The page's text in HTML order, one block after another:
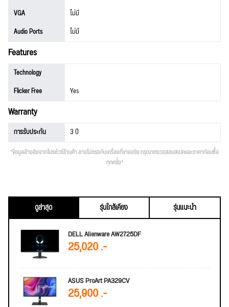
VGA
ไม่มี
Audio Ports
ไม่มี
Features
Technology
Flicker Free
Yes
Warranty
การรับประกัน 3 ปี
*ข้อมูลอ้างอิงจากโปรชัวร์ร้านค้า อาจไม่ตรงกับเครื่องที่ขายจริง กรุณาตรวจสอบสเปคและราคาก่อนซื้อ
ทุกครั้ง*
ดูล่าสุด รุ่นใกล้เคียง
รุ่นแนะนำ
DELL Alienware AW2725DF
25,020 .-
ASUS ProArt PA329CV
25,900 .-